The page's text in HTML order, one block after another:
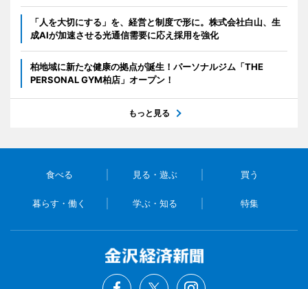
「人を大切にする」を、経営と制度で形に。株式会社白山、生
成AIが加速させる光通信需要に応え採用を強化
柏地域に新たな健康の拠点が誕生！パーソナルジム「THE
PERSONAL GYM柏店」オープン！
もっと見る
食べる 見る・遊ぶ 買う
暮らす・働く 学ぶ・知る 特集